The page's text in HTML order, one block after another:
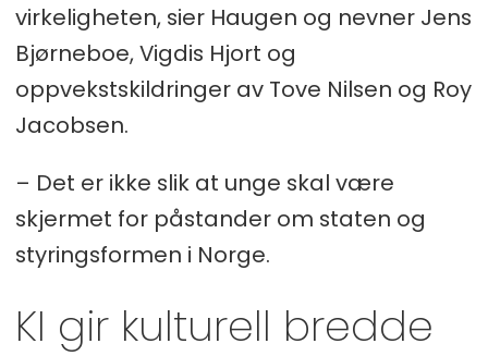
virkeligheten, sier Haugen og nevner Jens
Bjørneboe, Vigdis Hjort og
oppvekstskildringer av Tove Nilsen og Roy
Jacobsen.
– Det er ikke slik at unge skal være
skjermet for påstander om staten og
styringsformen i Norge.
KI gir kulturell bredde